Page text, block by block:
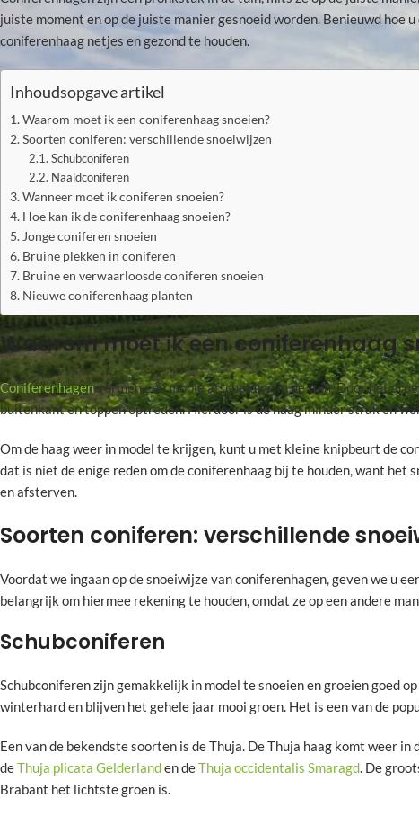
juiste moment en op de juiste manier gesnoeid worden. Benieuwd
coniferenhaag netjes en gezond te houden.
Inhoudsopgave artikel
Waarom moet ik een coniferenhaag snoeien?
Soorten coniferen: verschillende snoeiwijzen
Schubconiferen
Naaldconiferen
Wanneer moet ik coniferen snoeien?
Hoe kan ik de coniferenhaag snoeien?
Jonge coniferen snoeien
Bruine plekken in coniferen
Bruine en verwaarloosde coniferen snoeien
Nieuwe coniferenhaag planten
Waarom moet ik een coniferenhaag
Coniferenhagenvormen een mooie afscheiding in de tuin. Door het
buitenkant en toppen optreden. Hierdoor is de haag minder strak en
Om de haag weer in model te krijgen, kunt u met kleine knipbeurt de
dat is niet de enige reden om de coniferenhaag bij te houden, want
en afsterven.
Soorten coniferen: verschillende
Voordat we ingaan op de snoeiwijze van coniferenhagen, geven we u
belangrijk om hiermee rekening te houden, omdat ze op een andere
Schubconiferen
Schubconiferen zijn gemakkelijk in model te snoeien en groeien goed
winterhard en blijven het gehele jaar mooi groen. Het is een van de
Een van de bekendste soorten is de Thuja. De Thuja haag komt weer
deThuja plicata Gelderlanden deThuja occidentalis Smaragd. De
Brabant het lichtste groen is.